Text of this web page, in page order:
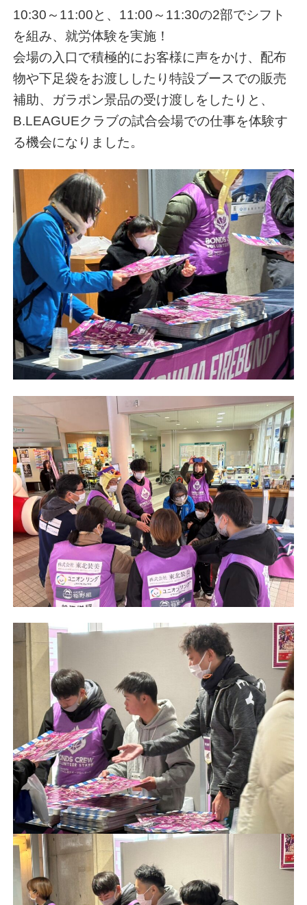
10:30～11:00と、11:00～11:30の2部でシフト
を組み、就労体験を実施！
会場の入口で積極的にお客様に声をかけ、配布
物や下足袋をお渡ししたり特設ブースでの販売
補助、ガラポン景品の受け渡しをしたりと、
B.LEAGUEクラブの試合会場での仕事を体験す
る機会になりました。